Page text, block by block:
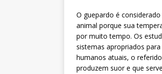
O guepardo é
animal porque sua
por muito tempo. Os
sistemas apropriados
humanos atuais, o
produzem suor e que